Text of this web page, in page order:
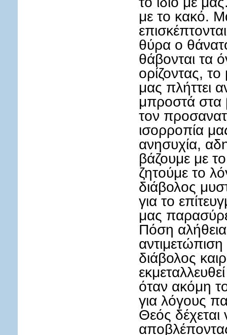
με το κακό.
θύρα ο
θάβονται τα
ορίζοντας, το
μας πλήττει
μπροστά στα
τον
ισορροπία
ανησυχία,
βάζουμε με
ζητούμε το
διάβολος
για το
μας
Πόση
διάβολος
όταν ακόμη
για λόγους
Θεός